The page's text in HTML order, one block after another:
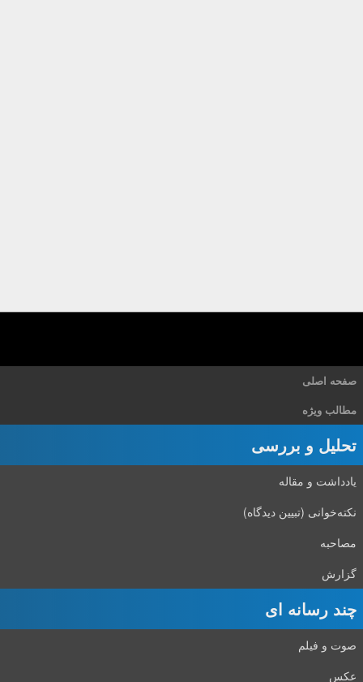
صفحه اصلی
مطالب ویژه
تحلیل و بررسی
یادداشت و مقاله
نکته‌خوانی (تبیین دیدگاه)
مصاحبه
گزارش
چند رسانه ای
صوت و فیلم
عکس